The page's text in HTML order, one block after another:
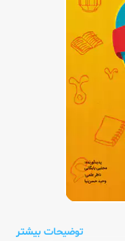
توضیحات بیشتر